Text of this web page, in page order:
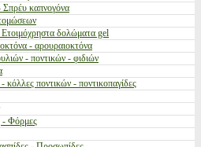
καπνογόνα
δολώματα gel
- αρουραιοκτόνα
- ποντικών - φιδιών
κόλλες ποντικών - ποντικοπαγίδες
- Φόρμες